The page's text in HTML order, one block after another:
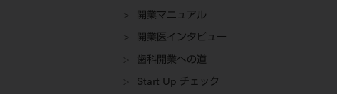
開業マニュアル
開業医インタビュー
歯科開業への道
Start Up チェック